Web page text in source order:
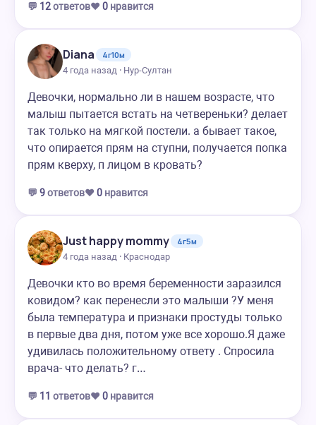
💬 12ответов❤️ 0 нравится
Diana
4г10м
4 года назад · Нур-Султан
Девочки, нормально ли в нашем возрасте, что
малыш пытается встать на четвереньки? делает
так только на мягкой постели. а бывает такое,
что опирается прям на ступни, получается попка
прям кверху, п лицом в кровать?
💬 9ответов❤️ 0 нравится
Just happy mommy
4г5м
4 года назад · Краснодар
Девочки кто во время беременности заразился
ковидом? как перенесли это малыши ?У меня
была температура и признаки простуды только
в первые два дня, потом уже все хорошо.Я даже
удивилась положительному ответу . Спросила
врача- что делать? г…
💬 11 ответов❤️ 0 нравится